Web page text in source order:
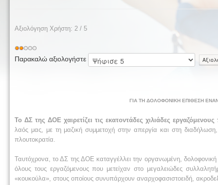
Αξιολόγηση Χρήστη: 2 / 5
Παρακαλώ αξιολογήστε
ΓΙΑ ΤΗ ΔΟΛΟΦΟΝΙΚΗ ΕΠΙΘΕΣΗ
Το ΔΣ της ΔΟΕ χαιρετίζει τις εκατοντάδες χιλιάδες
λαός μας, με τη μαζική συμμετοχή στην απεργία και στη
πλουτοκρατία.
Ταυτόχρονα, το ΔΣ της ΔΟΕ καταγγέλλει την οργανωμένη,
όλους τους εργαζόμενους που μετείχαν στο μεγαλειώδες
«κουκούλα», στους οποίους συνυπάρχουν αναρχοφασιστοειδή,